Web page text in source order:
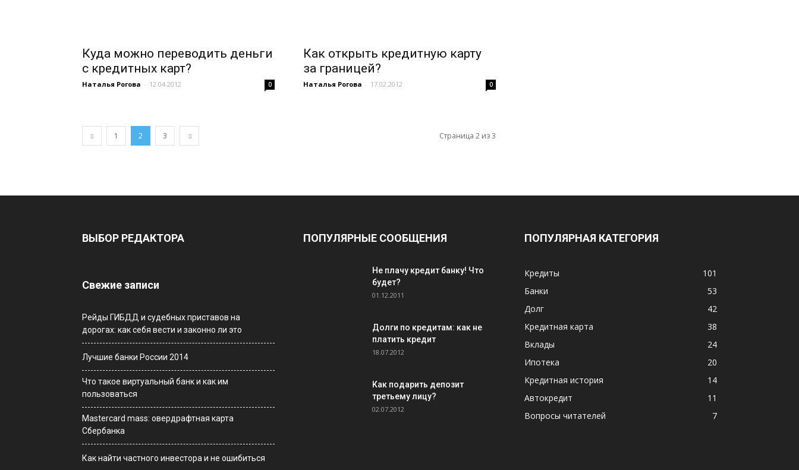
Куда можно переводить деньги
с кредитных карт?
Наталья Рогова - 12.04.2012 0
Как открыть кредитную карту
за границей?
Наталья Рогова - 17.02.2012 0
1 2 3 Страница 2 из 3
ВЫБОР РЕДАКТОРА
Свежие записи
Рейды ГИБДД и судебных приставов на
дорогах: как себя вести и законно ли это
Лучшие банки России 2014
Что такое виртуальный банк и как им
пользоваться
Мastercard mass: овердрафтная карта
Сбербанка
Как найти частного инвестора и не ошибиться
ПОПУЛЯРНЫЕ СООБЩЕНИЯ
Не плачу кредит банку! Что
будет?
01.12.2011
Долги по кредитам: как не
платить кредит
18.07.2012
Как подарить депозит
третьему лицу?
02.07.2012
ПОПУЛЯРНАЯ КАТЕГОРИЯ
Кредиты
101
Банки
53
Долг
42
Кредитная карта
38
Вклады
24
Ипотека
20
Кредитная история
14
Автокредит
11
Вопросы читателей
7